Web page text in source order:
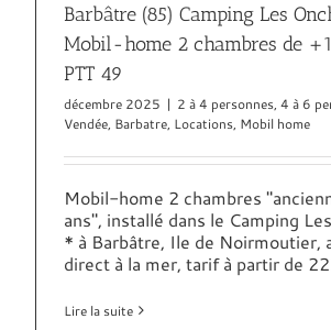
Barbâtre (85) Camping Les
Mobil-home 2 chambres de
PTT 49
décembre 2025 | 2 à 4 personnes, 4 à 6
Vendée, Barbatre, Locations, Mobil home
Mobil-home 2 chambres
ans", installé dans le Camping
* à Barbâtre, Ile de Noirmoutier,
direct à la mer, tarif à partir de
Lire la suite